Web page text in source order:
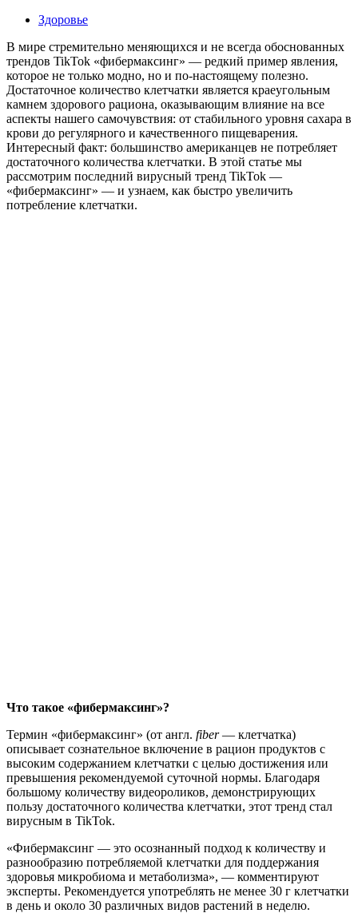
Здоровье
В мире стремительно меняющихся и не всегда обоснованных
трендов TikTok «фибермаксинг» — редкий пример явления,
которое не только модно, но и по-настоящему полезно.
Достаточное количество клетчатки является краеугольным
камнем здорового рациона, оказывающим влияние на все
аспекты нашего самочувствия: от стабильного уровня сахара в
крови до регулярного и качественного пищеварения.
Интересный факт: большинство американцев не потребляет
достаточного количества клетчатки. В этой статье мы
рассмотрим последний вирусный тренд TikTok —
«фибермаксинг» — и узнаем, как быстро увеличить
потребление клетчатки.
Что такое «фибермаксинг»?
Термин «фибермаксинг» (от англ. fiber— клетчатка)
описывает сознательное включение в рацион продуктов с
высоким содержанием клетчатки с целью достижения или
превышения рекомендуемой суточной нормы. Благодаря
большому количеству видеороликов, демонстрирующих
пользу достаточного количества клетчатки, этот тренд стал
вирусным в TikTok.
«Фибермаксинг — это осознанный подход к количеству и
разнообразию потребляемой клетчатки для поддержания
здоровья микробиома и метаболизма», — комментируют
эксперты. Рекомендуется употреблять не менее 30 г клетчатки
в день и около 30 различных видов растений в неделю.